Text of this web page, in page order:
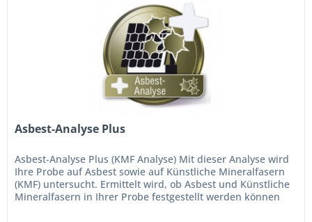
Asbest-Analyse Plus
Asbest-Analyse Plus (KMF Analyse) Mit dieser Analyse wird
Ihre Probe auf Asbest sowie auf Künstliche Mineralfasern
(KMF) untersucht. Ermittelt wird, ob Asbest und Künstliche
Mineralfasern in Ihrer Probe festgestellt werden können